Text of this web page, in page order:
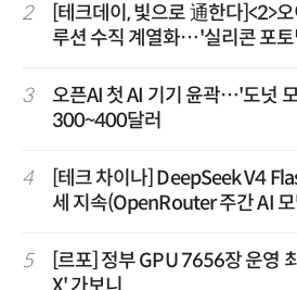
2
[테크데이, 빛으로 通한다]<2>
루션 수직 계열화…'실리콘 포
3
오픈AI 첫 AI 기기 윤곽…'도넛
300~400달러
4
[테크 차이나] DeepSeek V4
세 지속(OpenRouter 주간 AI
5
[르포] 정부 GPU 7656장 운영